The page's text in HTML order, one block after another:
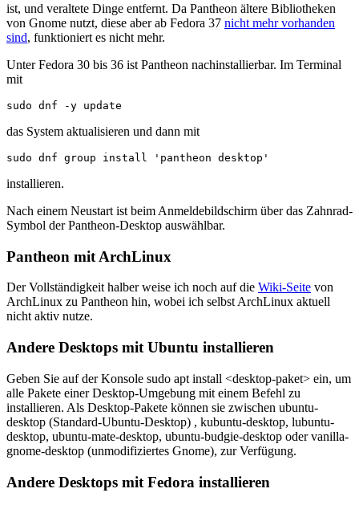
ist, und veraltete Dinge entfernt. Da Pantheon ältere Bibliotheken
von Gnome nutzt, diese aber ab Fedora 37 nicht mehr vorhanden
sind, funktioniert es nicht mehr.
Unter Fedora 30 bis 36 ist Pantheon nachinstallierbar. Im Terminal
mit
sudo dnf -y update
das System aktualisieren und dann mit
sudo dnf group install 'pantheon desktop'
installieren.
Nach einem Neustart ist beim Anmeldebildschirm über das Zahnrad-
Symbol der Pantheon-Desktop auswählbar.
Pantheon mit ArchLinux
Der Vollständigkeit halber weise ich noch auf die Wiki-Seite von
ArchLinux zu Pantheon hin, wobei ich selbst ArchLinux aktuell
nicht aktiv nutze.
Andere Desktops mit Ubuntu installieren
Geben Sie auf der Konsole sudo apt install <desktop-paket> ein, um
alle Pakete einer Desktop-Umgebung mit einem Befehl zu
installieren. Als Desktop-Pakete können sie zwischen ubuntu-
desktop (Standard-Ubuntu-Desktop) , kubuntu-desktop, lubuntu-
desktop, ubuntu-mate-desktop, ubuntu-budgie-desktop oder vanilla-
gnome-desktop (unmodifiziertes Gnome), zur Verfügung.
Andere Desktops mit Fedora installieren